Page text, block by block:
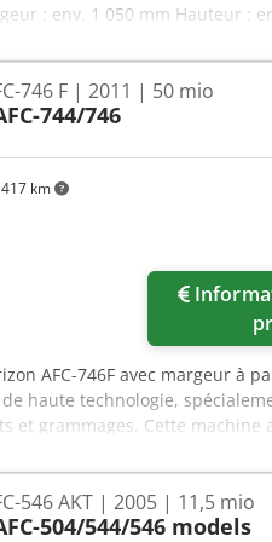
: env. 1 050 mm Hauteur :
court terme
km
746 F | 2011 | 50 mio
744/746
Information sur le
AFC-746F avec margeur à
haute technologie,
et grammages. Cette machine
les travaux de pliage
PFU-74F : permet une
Dcsdpfx Asw
couleur assurant un contrôle
546 AKT | 2005 | 11,5 mio
504/544/546 models